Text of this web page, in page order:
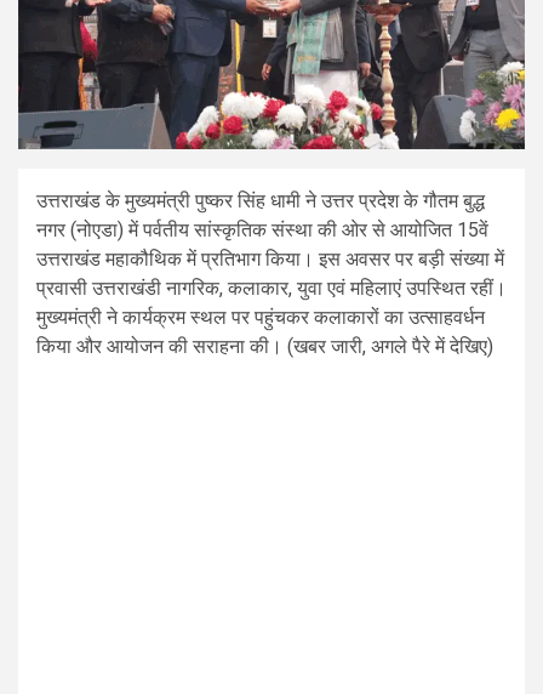
उत्तराखंड के मुख्यमंत्री पुष्कर सिंह धामी ने उत्तर प्रदेश के गौतम बुद्ध
नगर (नोएडा) में पर्वतीय सांस्कृतिक संस्था की ओर से आयोजित 15वें
उत्तराखंड महाकौथिक में प्रतिभाग किया। इस अवसर पर बड़ी संख्या में
प्रवासी उत्तराखंडी नागरिक, कलाकार, युवा एवं महिलाएं उपस्थित रहीं।
मुख्यमंत्री ने कार्यक्रम स्थल पर पहुंचकर कलाकारों का उत्साहवर्धन
किया और आयोजन की सराहना की। (खबर जारी, अगले पैरे में देखिए)